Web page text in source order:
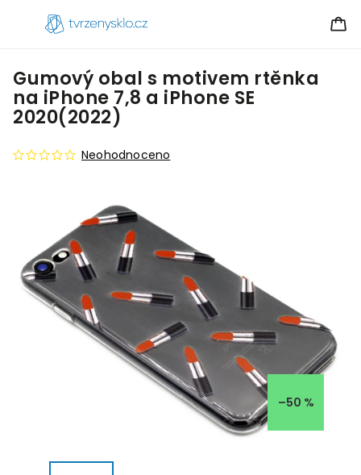
Gumový obal s motivem rtěnka
na iPhone 7,8 a iPhone SE
2020(2022)
Neohodnoceno
–50 %